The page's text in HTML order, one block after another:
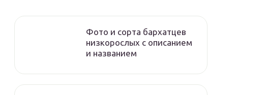
Фото и сорта бархатцев
низкорослых с описанием
и названием